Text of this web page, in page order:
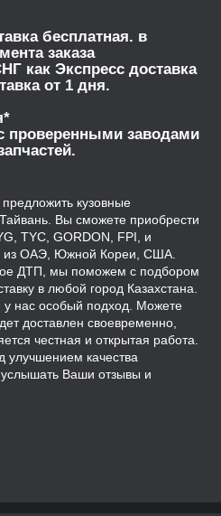
бесплатная. в
заказа
как Экспресс доставка
от 1 дня.
проверенными заводами
кузовные
Вы сможете приобрести
TYC, GORDON, FPI, и
из ОАЭ, Южной Кореи, США.
ДТП, мы поможем с подбором
в любой город Казахстана.
нас особый подход. Можете
доставлен своевременно,
честная и открытая работа.
улучшением качества
Ваши отзывы и